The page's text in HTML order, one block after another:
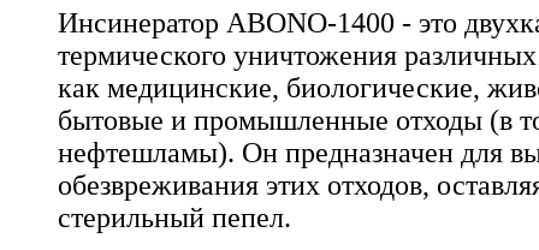
Инсинератор ABONO-1400 - это
термического уничтожения
как медицинские, биологические,
бытовые и промышленные отходы (в
нефтешламы). Он предназначен для
обезвреживания этих отходов,
стерильный пепел.